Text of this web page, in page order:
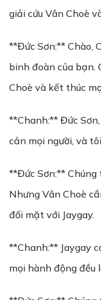
giải cứu Vân Choè
**Đức Sơn:** Chào,
binh đoàn của bạn.
Choè và kết thúc
**Chanh:** Đức
cản mọi người, và
**Đức Sơn:**
Nhưng Vân Choè
đối mặt với Jaygay.
**Chanh:** Jaygay
mọi hành động đều